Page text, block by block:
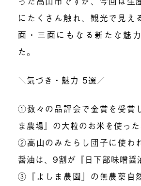
にたくさん触れ、観光で見え
面・三面にもなる新たな魅
た。
＼気づき・魅力 5選／
①数々の品評会で金賞を受賞
ま農場』の大粒のお米を使っ
②高山のみたらし団子に使わ
醤油は、9割が『日下部味噌醤
③『よしま農園』の無農薬自